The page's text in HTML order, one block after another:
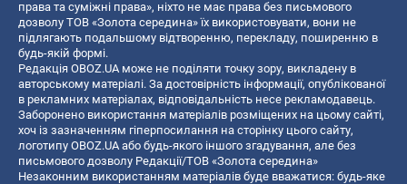
права та суміжні права», ніхто не має права без письмового
дозволу ТОВ «Золота середина» їх використовувати, вони не
підлягають подальшому відтворенню, перекладу, поширенню в
будь-якій формі.
Редакція OBOZ.UA може не поділяти точку зору, викладену в
авторському матеріалі. За достовірність інформації, опублікованої
в рекламних матеріалах, відповідальність несе рекламодавець.
Заборонено використання матеріалів розміщених на цьому сайті,
хоч із зазначенням гіперпосилання на сторінку цього сайту,
логотипу OBOZ.UA або будь-якого іншого згадування, але без
письмового дозволу Редакції/ТОВ «Золота середина»
Незаконним використанням матеріалів буде вважатися: будь-яке